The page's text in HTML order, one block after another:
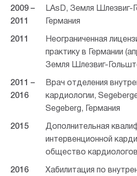
2009 –
2011
LAsD, Земля Шлезвиг-
Германия
2011
Неограниченная
практику в Германии
Земля Шлезвиг-
2011 –
2016
Врач отделения
кардиологии,
Segeberg, Германия
2015
Дополнительная
интервенционной
общество кардиологов
2016
Хабилитация по